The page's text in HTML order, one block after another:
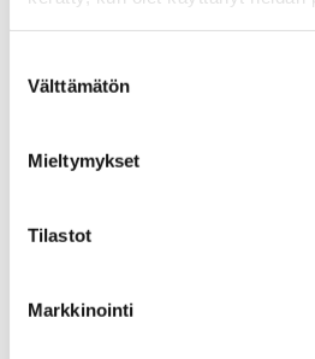
valinta
Välttämätön
Mieltymykset
Tilastot
Markkinointi
SK-C-PVC